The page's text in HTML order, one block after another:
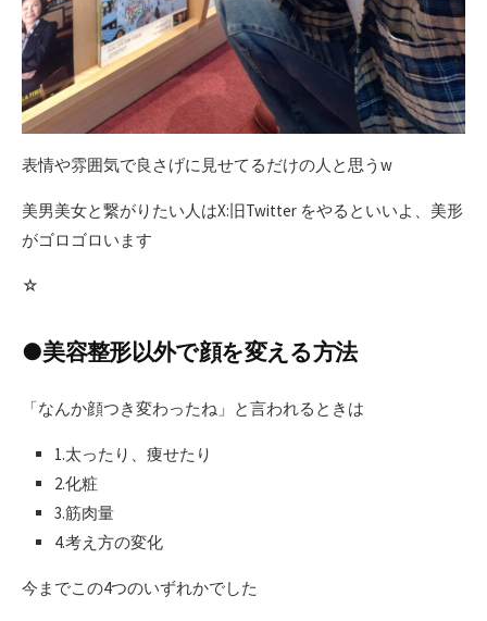
表情や雰囲気で良さげに見せてるだけの人と思うw
美男美女と繋がりたい人はX:旧Twitter をやるといいよ、美形
がゴロゴロいます
☆
●美容整形以外で顔を変える方法
「なんか顔つき変わったね」と言われるときは
1.太ったり、痩せたり
2.化粧
3.筋肉量
4.考え方の変化
今までこの4つのいずれかでした